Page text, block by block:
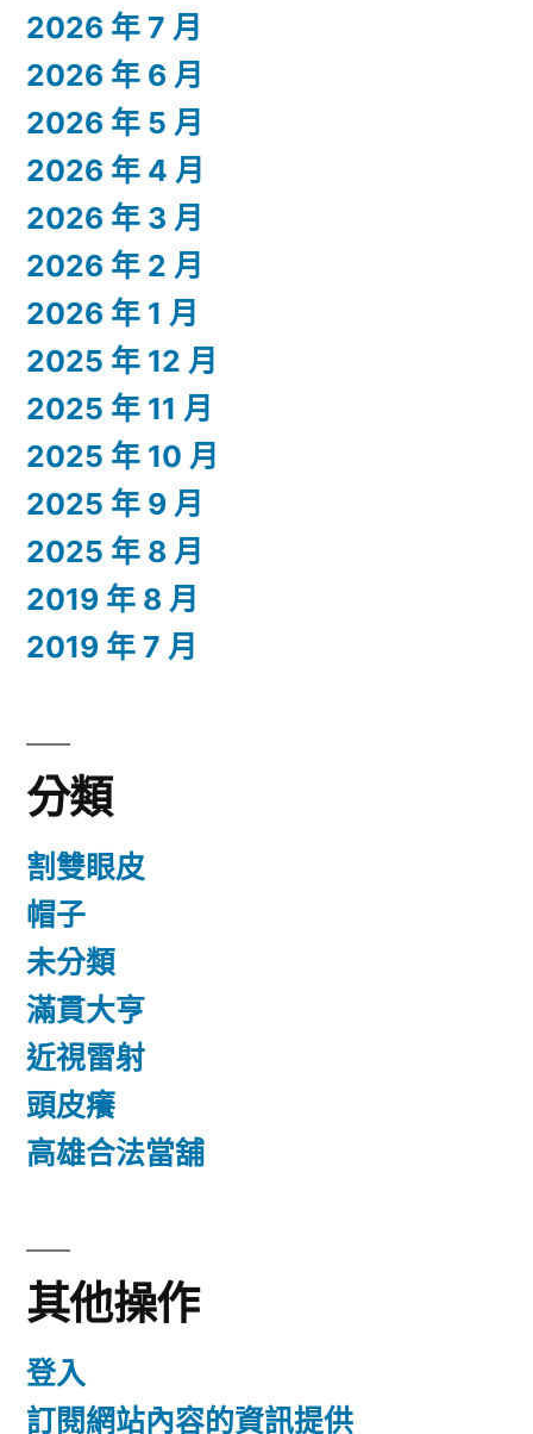
2026 年 7 月
2026 年 6 月
2026 年 5 月
2026 年 4 月
2026 年 3 月
2026 年 2 月
2026 年 1 月
2025 年 12 月
2025 年 11 月
2025 年 10 月
2025 年 9 月
2025 年 8 月
2019 年 8 月
2019 年 7 月
分類
割雙眼皮
帽子
未分類
滿貫大亨
近視雷射
頭皮癢
高雄合法當舖
其他操作
登入
訂閱網站內容的資訊提供